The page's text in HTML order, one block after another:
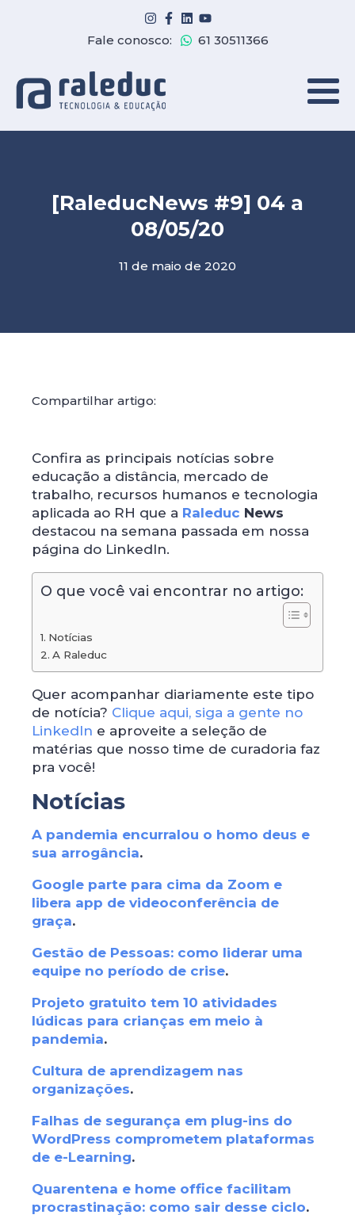
Fale conosco: 61 30511366
[RaleducNews #9] 04 a
08/05/20
11 de maio de 2020
Compartilhar artigo:
Confira as principais notícias sobre
educação a distância, mercado de
trabalho, recursos humanos e tecnologia
aplicada ao RH que a Raleduc News
destacou na semana passada em nossa
página do LinkedIn.
O que você vai encontrar no artigo:
Notícias
A Raleduc
Quer acompanhar diariamente este tipo
de notícia? Clique aqui, siga a gente no
LinkedIn e aproveite a seleção de
matérias que nosso time de curadoria faz
pra você!
Notícias
A pandemia encurralou o homo deus e
sua arrogância.
Google parte para cima da Zoom e
libera app de videoconferência de
graça.
Gestão de Pessoas: como liderar uma
equipe no período de crise.
Projeto gratuito tem 10 atividades
lúdicas para crianças em meio à
pandemia.
Cultura de aprendizagem nas
organizações.
Falhas de segurança em plug-ins do
WordPress comprometem plataformas
de e-Learning.
Quarentena e home office facilitam
procrastinação: como sair desse ciclo.